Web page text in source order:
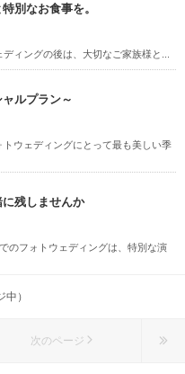
別なお食事を。
ィングの後は、大切なご家族様と...
ルプラン～
ウェディングにとって最も美しい季
残しませんか
のフォトウェディングは、特別な演
）
次のページ